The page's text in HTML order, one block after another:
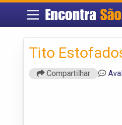
Encontra
Tito
Compartilhar